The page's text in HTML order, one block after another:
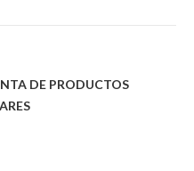
DE PRODUCTOS